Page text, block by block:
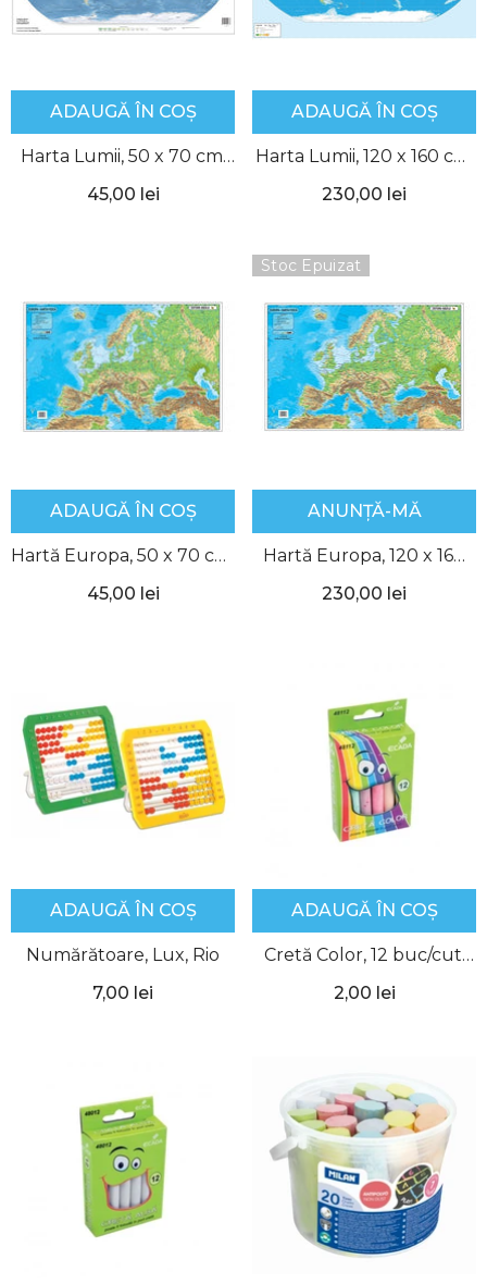
ADAUGĂ ÎN COȘ
Harta Lumii, 50 x 70 cm,
Aquila
45,00 lei
ADAUGĂ ÎN COȘ
Harta Lumii, 120 x 160 cm,
Aquila
230,00 lei
ADAUGĂ ÎN COȘ
Hartă Europa, 50 x 70 cm,
Aquila
45,00 lei
Stoc Epuizat
ANUNȚĂ-MĂ
Hartă Europa, 120 x 160
cm, Aquila
230,00 lei
ADAUGĂ ÎN COȘ
Numărătoare, Lux, Rio
7,00 lei
ADAUGĂ ÎN COȘ
Cretă Color, 12 buc/cut,
Ecada
2,00 lei